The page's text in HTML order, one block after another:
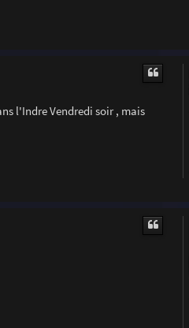
l'Indre Vendredi soir , mais